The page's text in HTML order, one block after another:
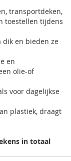
transportdeken,
toestellen tijdens
dik en bieden ze
en
olie-of
voor dagelijkse
plastiek, draagt
in totaal